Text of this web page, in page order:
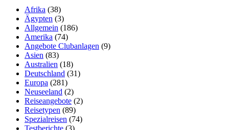
Afrika (38)
Ägypten (3)
Allgemein (186)
Amerika (74)
Angebote Clubanlagen (9)
Asien (83)
Australien (18)
Deutschland (31)
Europa (281)
Neuseeland (2)
Reiseangebote (2)
Reisetypen (89)
Spezialreisen (74)
Testberichte (3)